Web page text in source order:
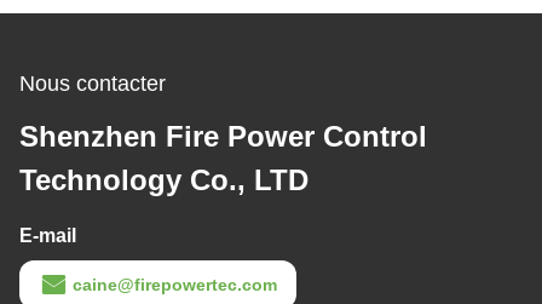
Nous contacter
Shenzhen Fire Power Control
Technology Co., LTD
E-mail
caine@firepowertec.com